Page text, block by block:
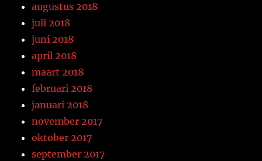
augustus 2018
juli 2018
juni 2018
april 2018
maart 2018
februari 2018
januari 2018
november 2017
oktober 2017
september 2017